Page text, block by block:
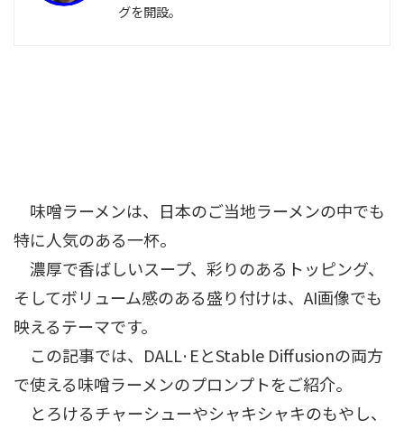
グを開設。
味噌ラーメンは、日本のご当地ラーメンの中でも
特に人気のある一杯。
濃厚で香ばしいスープ、彩りのあるトッピング、
そしてボリューム感のある盛り付けは、AI画像でも
映えるテーマです。
この記事では、DALL·EとStable Diffusionの両方
で使える味噌ラーメンのプロンプトをご紹介。
とろけるチャーシューやシャキシャキのもやし、